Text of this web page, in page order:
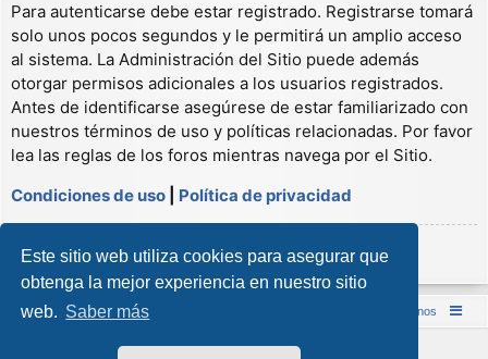
Este sitio web utiliza cookies para asegurar que
obtenga la mejor experiencia en nuestro sitio
web. Saber más
Para autenticarse debe estar registrado. Registrarse tomará
solo unos pocos segundos y le permitirá un amplio acceso
al sistema. La Administración del Sitio puede además
otorgar permisos adicionales a los usuarios registrados.
Antes de identificarse asegúrese de estar familiarizado con
nuestros términos de uso y políticas relacionadas. Por favor
lea las reglas de los foros mientras navega por el Sitio.
Condiciones de uso
Política de privacidad
Registrarse
Inicio (Web) Foro Punta de Lanza Wargames Contáctenos
Desarrollado porphpBB® Forum Software © phpBB Limited